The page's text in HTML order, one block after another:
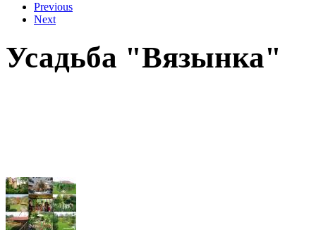
Previous
Next
Усадьба "Вязынка"